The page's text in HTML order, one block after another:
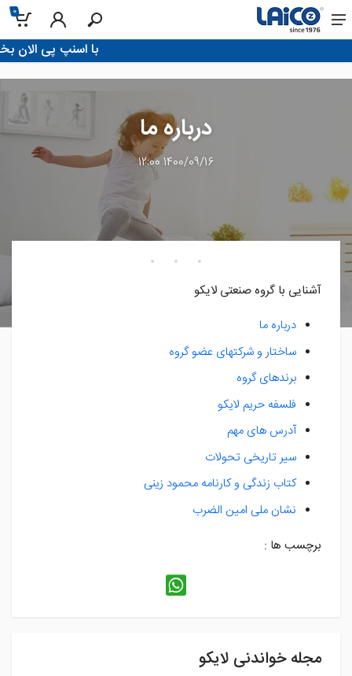
0
!با اسنپ پی الان بخر، تو 4 قسط
درباره ما
1400/09/16 12:00
آشنایی با گروه صنعتی لایکو
درباره ما
ساختار و شرکتهای عضو گروه
برندهای گروه
فلسفه حریم لایکو
آدرس های مهم
سیر تاریخی تحولات
کتاب زندگی و کارنامه محمود زینی
نشان ملی امین الضرب
برچسب ها :
مجله خواندنی لایکو